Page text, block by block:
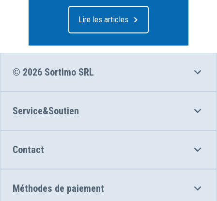
Lire les articles
© 2026 Sortimo SRL
Service&Soutien
Contact
Méthodes de paiement